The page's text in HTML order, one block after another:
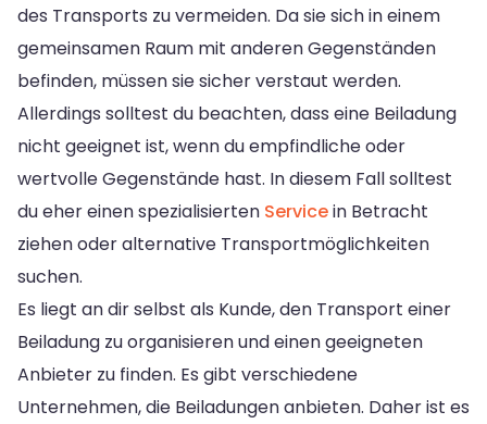
des Transports zu vermeiden. Da sie sich in einem
gemeinsamen Raum mit anderen Gegenständen
befinden, müssen sie sicher verstaut werden.
Allerdings solltest du beachten, dass eine Beiladung
nicht geeignet ist, wenn du empfindliche oder
wertvolle Gegenstände hast. In diesem Fall solltest
du eher einen spezialisierten Servicein Betracht
ziehen oder alternative Transportmöglichkeiten
suchen.
Es liegt an dir selbst als Kunde, den Transport einer
Beiladung zu organisieren und einen geeigneten
Anbieter zu finden. Es gibt verschiedene
Unternehmen, die Beiladungen anbieten. Daher ist es